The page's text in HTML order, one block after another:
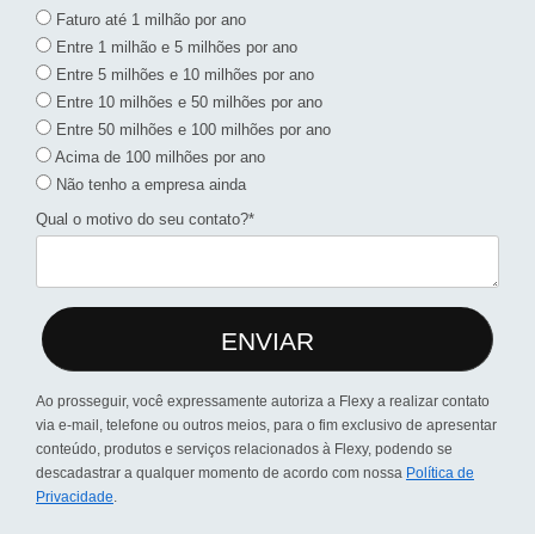
Faturo até 1 milhão por ano
Entre 1 milhão e 5 milhões por ano
Entre 5 milhões e 10 milhões por ano
Entre 10 milhões e 50 milhões por ano
Entre 50 milhões e 100 milhões por ano
Acima de 100 milhões por ano
Não tenho a empresa ainda
Qual o motivo do seu contato?*
ENVIAR
Ao prosseguir, você expressamente autoriza a Flexy a realizar contato
via e-mail, telefone ou outros meios, para o fim exclusivo de apresentar
conteúdo, produtos e serviços relacionados à Flexy, podendo se
descadastrar a qualquer momento de acordo com nossa Política de
Privacidade.